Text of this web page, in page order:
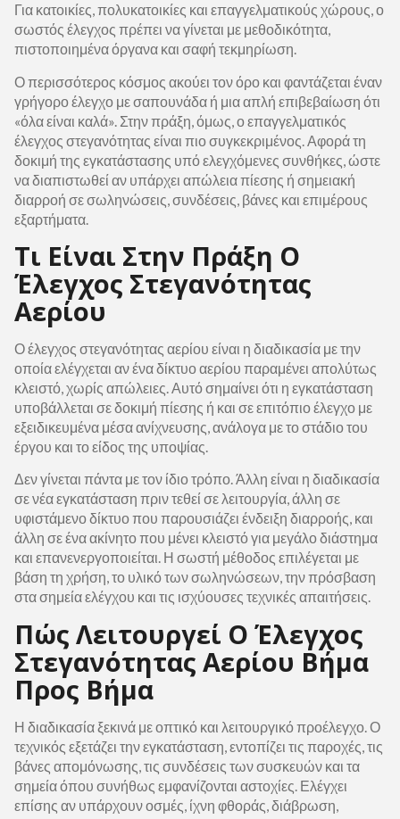
Για κατοικίες, πολυκατοικίες και επαγγελματικούς χώρους, ο
σωστός έλεγχος πρέπει να γίνεται με μεθοδικότητα,
πιστοποιημένα όργανα και σαφή τεκμηρίωση.
Ο περισσότερος κόσμος ακούει τον όρο και φαντάζεται έναν
γρήγορο έλεγχο με σαπουνάδα ή μια απλή επιβεβαίωση ότι
«όλα είναι καλά». Στην πράξη, όμως, ο επαγγελματικός
έλεγχος στεγανότητας είναι πιο συγκεκριμένος. Αφορά τη
δοκιμή της εγκατάστασης υπό ελεγχόμενες συνθήκες, ώστε
να διαπιστωθεί αν υπάρχει απώλεια πίεσης ή σημειακή
διαρροή σε σωληνώσεις, συνδέσεις, βάνες και επιμέρους
εξαρτήματα.
Τι Είναι Στην Πράξη Ο
Έλεγχος Στεγανότητας
Αερίου
Ο έλεγχος στεγανότητας αερίου είναι η διαδικασία με την
οποία ελέγχεται αν ένα δίκτυο αερίου παραμένει απολύτως
κλειστό, χωρίς απώλειες. Αυτό σημαίνει ότι η εγκατάσταση
υποβάλλεται σε δοκιμή πίεσης ή και σε επιτόπιο έλεγχο με
εξειδικευμένα μέσα ανίχνευσης, ανάλογα με το στάδιο του
έργου και το είδος της υποψίας.
Δεν γίνεται πάντα με τον ίδιο τρόπο. Άλλη είναι η διαδικασία
σε νέα εγκατάσταση πριν τεθεί σε λειτουργία, άλλη σε
υφιστάμενο δίκτυο που παρουσιάζει ένδειξη διαρροής, και
άλλη σε ένα ακίνητο που μένει κλειστό για μεγάλο διάστημα
και επανενεργοποιείται. Η σωστή μέθοδος επιλέγεται με
βάση τη χρήση, το υλικό των σωληνώσεων, την πρόσβαση
στα σημεία ελέγχου και τις ισχύουσες τεχνικές απαιτήσεις.
Πώς Λειτουργεί Ο Έλεγχος
Στεγανότητας Αερίου Βήμα
Προς Βήμα
Η διαδικασία ξεκινά με οπτικό και λειτουργικό προέλεγχο. Ο
τεχνικός εξετάζει την εγκατάσταση, εντοπίζει τις παροχές, τις
βάνες απομόνωσης, τις συνδέσεις των συσκευών και τα
σημεία όπου συνήθως εμφανίζονται αστοχίες. Ελέγχει
επίσης αν υπάρχουν οσμές, ίχνη φθοράς, διάβρωση,